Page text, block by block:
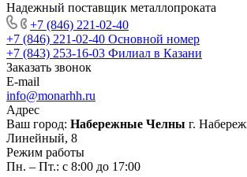
Надежный поставщик металлопроката
+7 (846) 221-02-40
+7 (846) 221-02-40 Основной номер
+7 (843) 253-16-03 Филиал в Казани
Заказать звонок
E-mail
info@monarhh.ru
Адрес
Ваш город: Набережные Челны г.
Линейный, 8
Режим работы
Пн. – Пт.: с 8:00 до 17:00